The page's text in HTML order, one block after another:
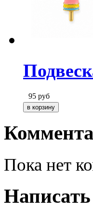
95 руб
Пока нет